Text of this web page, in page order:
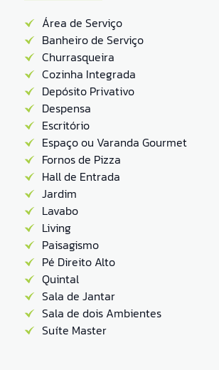
Área de Serviço
Banheiro de Serviço
Churrasqueira
Cozinha Integrada
Depósito Privativo
Despensa
Escritório
Espaço ou Varanda Gourmet
Fornos de Pizza
Hall de Entrada
Jardim
Lavabo
Living
Paisagismo
Pé Direito Alto
Quintal
Sala de Jantar
Sala de dois Ambientes
Suíte Master